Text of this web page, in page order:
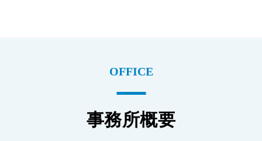
OFFICE
事務所概要